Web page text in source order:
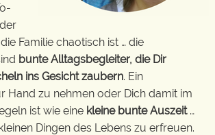
Familie chaotisch ist … die
bunte Alltagsbegleiter, die Dir
ins Gesicht zaubern. Ein
Hand zu nehmen oder Dich damit im
ist wie eine kleine bunte Auszeit…
Dingen des Lebens zu erfreuen.